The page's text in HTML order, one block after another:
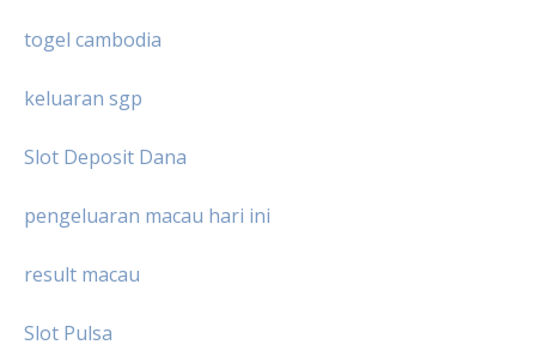
togel cambodia
keluaran sgp
Slot Deposit Dana
pengeluaran macau hari ini
result macau
Slot Pulsa